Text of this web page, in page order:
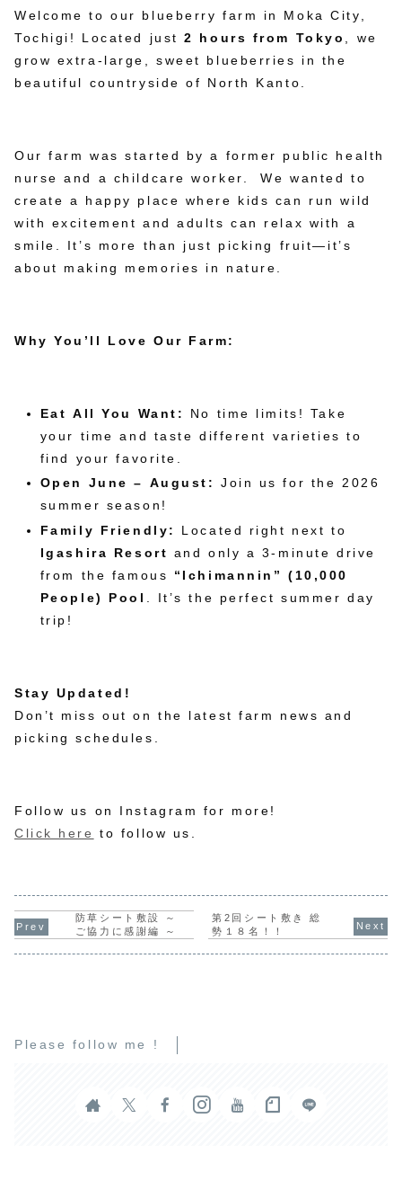
Welcome to our blueberry farm in Moka City,
Tochigi! Located just2 hours from Tokyo
, we
grow extra-large, sweet blueberries in the
beautiful countryside of North Kanto.
Our farm was started by a former public health
nurse and a childcare worker. We wanted to
create a happy place where kids can run wild
with excitement and adults can relax with a
smile. It’s more than just picking fruit—it’s
about making memories in nature.
Why You’ll Love Our Farm:
Eat All You Want:
No time limits! Take
your time and taste different varieties to
find your favorite.
Open June – August:
Join us for the 2026
summer season!
Family Friendly:
Located right next to
Igashira Resort and only a 3-minute drive
from the famous “Ichimannin” (10,000
People) Pool
. It’s the perfect summer day
trip!
Stay Updated!
Don’t miss out on the latest farm news and
picking schedules.
Follow us on Instagram for more!
Click here
to follow us.
防草シート敷設 ～
ご協力に感謝編 ～
第2回シート敷き 総
勢１８名！！
Please follow me !